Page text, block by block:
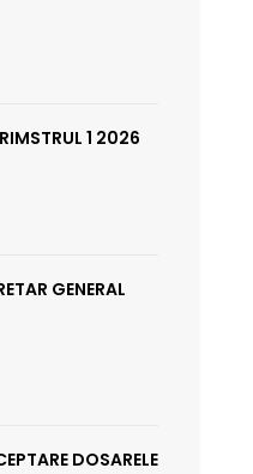
1 2026
GENERAL
DOSARELE